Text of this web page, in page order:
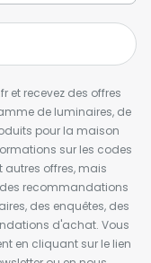
et recevez des offres
de luminaires, de
pour la maison
sur les codes
autres offres, mais
recommandations
des enquêtes, des
d'achat. Vous
en cliquant sur le lien